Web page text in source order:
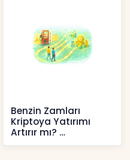
Benzin Zamları
Kriptoya Yatırımı
Artırır mı?
Kripto